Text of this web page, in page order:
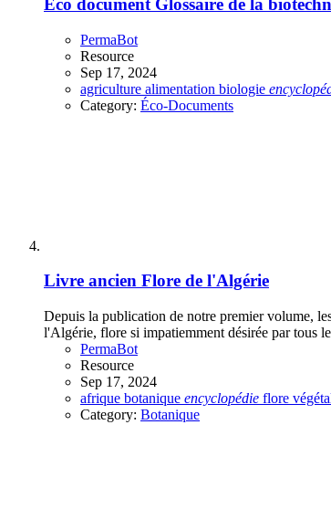
Éco document Glossaire de la
PermaBot
Resource
Sep 17, 2024
agriculture alimentation biologie
Category: Éco-Documents
Livre ancien Flore de l'Algérie
Depuis la publication de notre premier volume,
l'Algérie, flore si impatiemment désirée par tous
PermaBot
Resource
Sep 17, 2024
afrique botanique encyclopédie flore
Category: Botanique